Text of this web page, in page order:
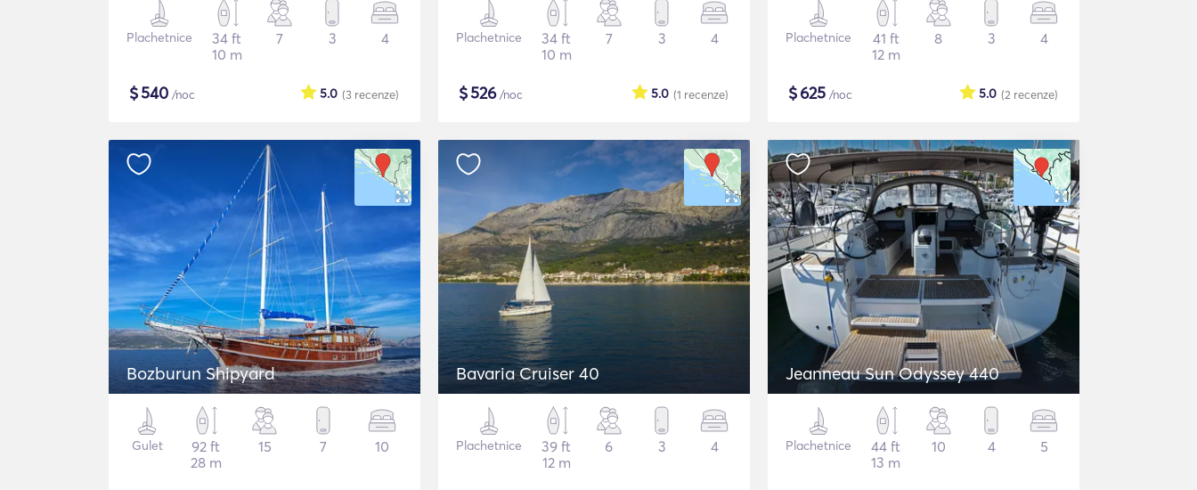
Plachetnice
34 ft
10 m
7 3 4
$540 /noc (3 recenze)
5.0
Plachetnice
34 ft
10 m
7 3 4
$526/noc (1 recenze)
5.0
Plachetnice
41 ft
12 m
8 3 4
$625 /noc (2 recenze)
5.0
Bozburun Shipyard
Gulet
92 ft
28 m
15 7 10
Bavaria Cruiser 40
Plachetnice
39 ft
12 m
6 3 4
Jeanneau Sun Odyssey 440
Plachetnice
44 ft
13 m
10 4 5